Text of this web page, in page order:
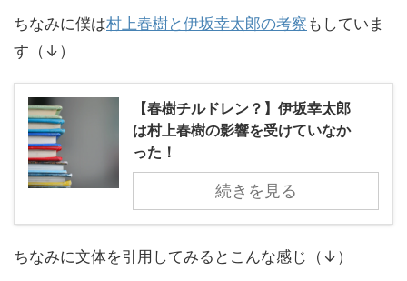
ちなみに僕は村上春樹と伊坂幸太郎の考察 もしていま
す（↓）
【春樹チルドレン？】伊坂幸太郎
は村上春樹の影響を受けていなか
った！
続きを見る
ちなみに文体を引用してみるとこんな感じ（↓）